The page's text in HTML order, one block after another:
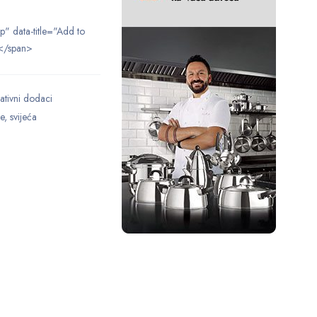
data-title="Add to
span>
dodaci
, svijeća